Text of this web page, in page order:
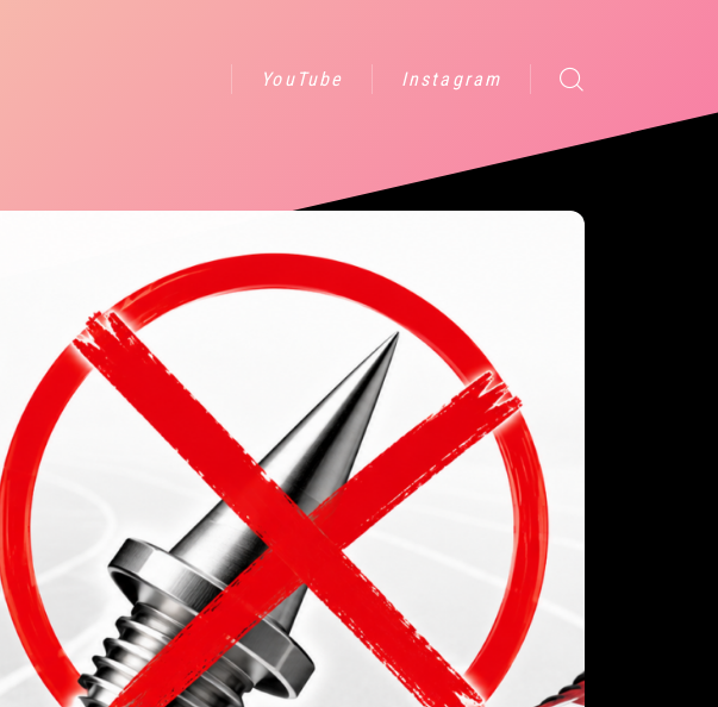
YouTube Instagram